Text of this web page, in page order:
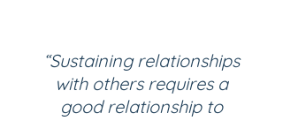
“Sustaining relationships
with others requires a
good relationship to